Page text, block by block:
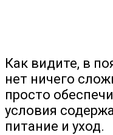
Как видите, в
нет ничего
просто
условия
питание и уход.